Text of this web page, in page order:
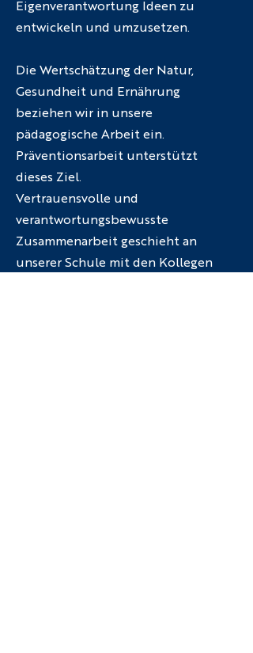
Eigenverantwortung Ideen zu
entwickeln und umzusetzen.
Die Wertschätzung der Natur,
Gesundheit und Ernährung
beziehen wir in unsere
pädagogische Arbeit ein.
Präventionsarbeit unterstützt
dieses Ziel.
Vertrauensvolle und
verantwortungsbewusste
Zusammenarbeit geschieht an
unserer Schule mit den Kollegen